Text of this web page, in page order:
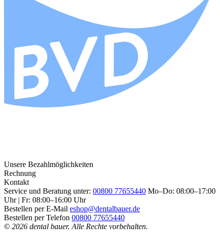
Unsere Bezahlmöglichkeiten
Rechnung
Kontakt
Service und Beratung unter: 00800 77655440 Mo–Do: 08:00–17:00
Uhr | Fr: 08:00–16:00 Uhr
Bestellen per E-Mail eshop@dentalbauer.de
Bestellen per Telefon 00800 77655440
© 2026 dental bauer. Alle Rechte vorbehalten.